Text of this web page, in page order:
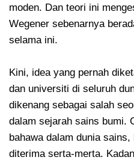
moden. Dan teori ini
Wegener sebenarnya
selama ini.
Kini, idea yang pernah
dan universiti di seluruh
dikenang sebagai salah
dalam sejarah sains bumi.
bahawa dalam dunia
diterima serta-merta.